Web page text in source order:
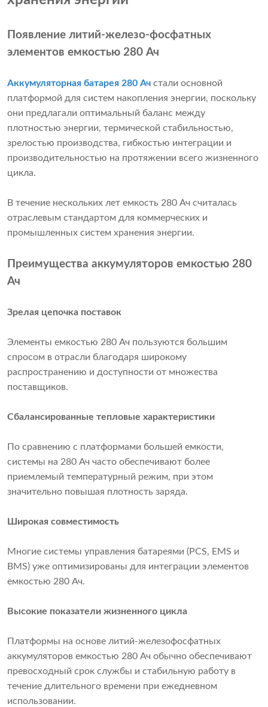
Появление литий-железо-фосфатных
элементов емкостью 280 Ач
Аккумуляторная батарея 280 Ач стали основной
платформой для систем накопления энергии, поскольку
они предлагали оптимальный баланс между
плотностью энергии, термической стабильностью,
зрелостью производства, гибкостью интеграции и
производительностью на протяжении всего жизненного
цикла.
В течение нескольких лет емкость 280 Ач считалась
отраслевым стандартом для коммерческих и
промышленных систем хранения энергии.
Преимущества аккумуляторов емкостью 280
Ач
Зрелая цепочка поставок
Элементы емкостью 280 Ач пользуются большим
спросом в отрасли благодаря широкому
распространению и доступности от множества
поставщиков.
Сбалансированные тепловые характеристики
По сравнению с платформами большей емкости,
системы на 280 Ач часто обеспечивают более
приемлемый температурный режим, при этом
значительно повышая плотность заряда.
Широкая совместимость
Многие системы управления батареями (PCS, EMS и
BMS) уже оптимизированы для интеграции элементов
емкостью 280 Ач.
Высокие показатели жизненного цикла
Платформы на основе литий-железофосфатных
аккумуляторов емкостью 280 Ач обычно обеспечивают
превосходный срок службы и стабильную работу в
течение длительного времени при ежедневном
использовании.